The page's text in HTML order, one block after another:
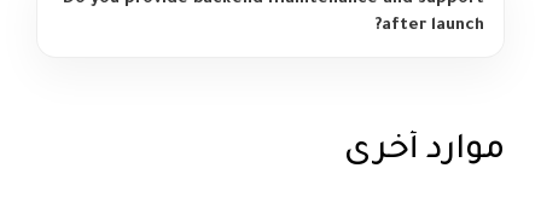
after launch?
موارد أخرى